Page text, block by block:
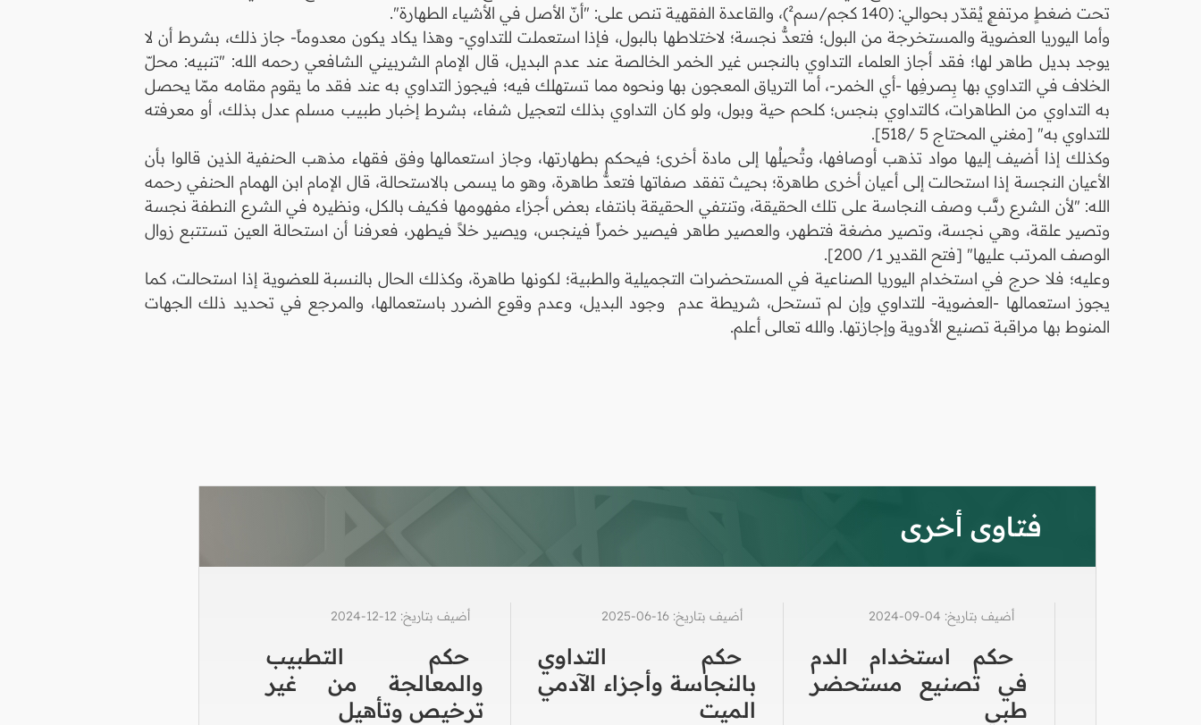
تحت ضغطٍ مرتفعٍ يُقدّر بحوالي: (140 كجم/سم²)، والقاعدة الفقهية تنص على: "أنّ الأصل في الأشياء الطهارة".
وأما اليوريا العضوية والمستخرجة من البول؛ فتعدُّ نجسة؛ لاختلاطها بالبول، فإذا استعملت للتداوي- وهذا يكاد يكون معدوماً- جاز ذلك، بشرط أن لا
يوجد بديل طاهر لها؛ فقد أجاز العلماء التداوي بالنجس غير الخمر الخالصة عند عدم البديل، قال الإمام الشربيني الشافعي رحمه الله: "تنبيه: محلّ
الخلاف في التداوي بها بِصرفِها -أي الخمر-، أما الترياق المعجون بها ونحوه مما تستهلك فيه؛ فيجوز التداوي به عند فقد ما يقوم مقامه ممّا يحصل
به التداوي من الطاهرات، كالتداوي بنجس؛ كلحم حية وبول، ولو كان التداوي بذلك لتعجيل شفاء، بشرط إخبار طبيب مسلم عدل بذلك، أو معرفته
للتداوي به" [مغني المحتاج 5 /518].
وكذلك إذا أضيف إليها مواد تذهب أوصافها، وتُحيلُها إلى مادة أخرى؛ فيحكم بطهارتها، وجاز استعمالها وفق فقهاء مذهب الحنفية الذين قالوا بأن
الأعيان النجسة إذا استحالت إلى أعيان أخرى طاهرة؛ بحيث تفقد صفاتها فتعدُّ طاهرة، وهو ما يسمى بالاستحالة، قال الإمام ابن الهمام الحنفي رحمه
الله: "لأن الشرع رتَّب وصف النجاسة على تلك الحقيقة، وتنتفي الحقيقة بانتفاء بعض أجزاء مفهومها فكيف بالكل، ونظيره في الشرع النطفة نجسة
وتصير علقة، وهي نجسة، وتصير مضغة فتطهر، والعصير طاهر فيصير خمراً فينجس، ويصير خلاً فيطهر، فعرفنا أن استحالة العين تستتبع زوال
الوصف المرتب عليها" [فتح القدير 1/ 200].
وعليه؛ فلا حرج في استخدام اليوريا الصناعية في المستحضرات التجميلية والطبية؛ لكونها طاهرة، وكذلك الحال بالنسبة للعضوية إذا استحالت، كما
يجوز استعمالها -العضوية- للتداوي وإن لم تستحل، شريطة عدم وجود البديل، وعدم وقوع الضرر باستعمالها، والمرجع في تحديد ذلك الجهات
المنوط بها مراقبة تصنيع الأدوية وإجازتها. والله تعالى أعلم.
فتاوى أخرى
أضيف بتاريخ: 04-09-2024
حكم استخدام الدم
في تصنيع مستحضر
طبي
أضيف بتاريخ: 16-06-2025
حكم التداوي
بالنجاسة وأجزاء الآدمي
الميت
أضيف بتاريخ: 12-12-2024
حكم التطبيب
والمعالجة من غير
ترخيص وتأهيل